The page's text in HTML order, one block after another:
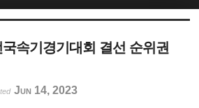
속기경기대회 결선 순위권
Jun 14, 2023
스케치북5